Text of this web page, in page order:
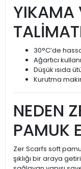
YIKAMA
30°C’de
Ağartıcı
Düşük ısıda
Kurutma
NEDEN
PAMUK
Zer Scarfs soft
şıklığı bir araya